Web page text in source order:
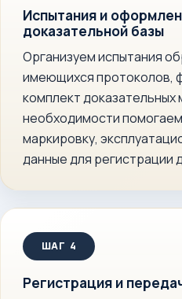
Испытания и
доказательной базы
Организуем испытания
имеющихся протоколов,
комплект
необходимости
маркировку,
данные для регистрации
Регистрация и